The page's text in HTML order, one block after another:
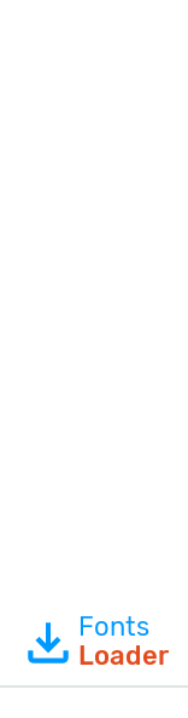
Fonts
Loader